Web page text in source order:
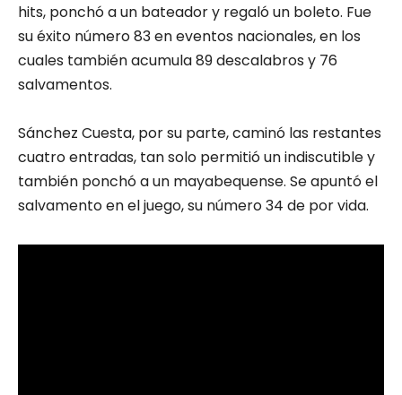
hits, ponchó a un bateador y regaló un boleto. Fue
su éxito número 83 en eventos nacionales, en los
cuales también acumula 89 descalabros y 76
salvamentos.
Sánchez Cuesta, por su parte, caminó las restantes
cuatro entradas, tan solo permitió un indiscutible y
también ponchó a un mayabequense. Se apuntó el
salvamento en el juego, su número 34 de por vida.